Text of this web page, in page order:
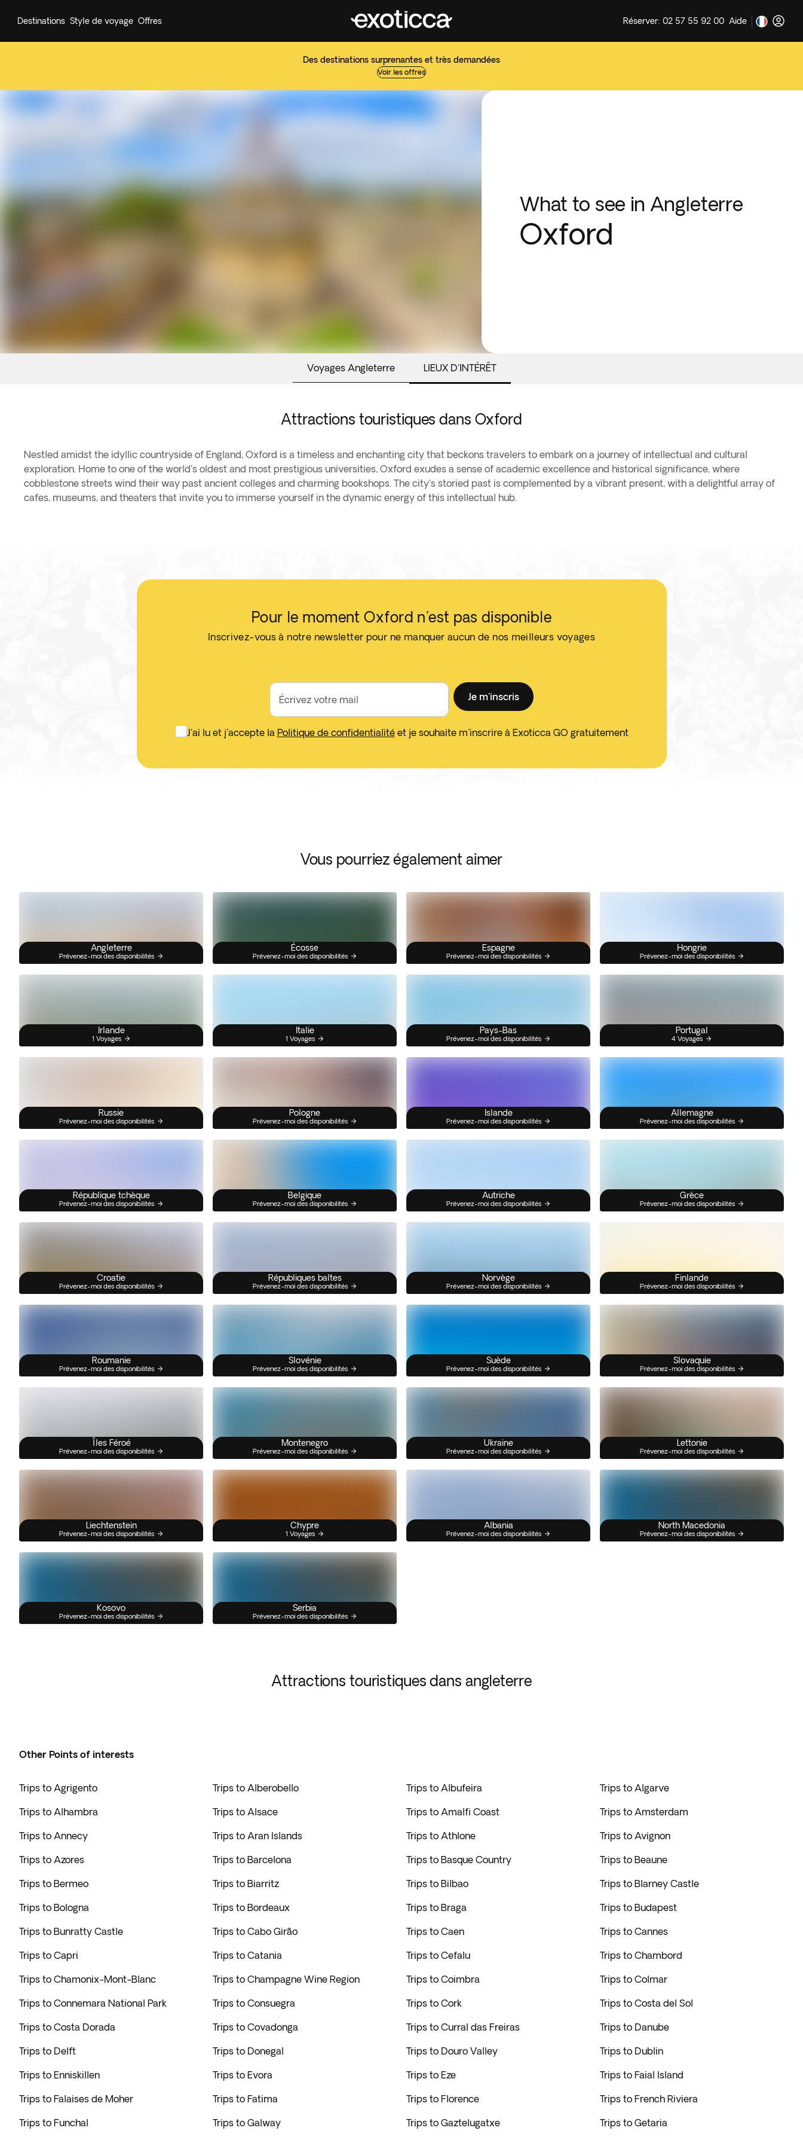
Des destinations surprenantes et très demandées
Voir les offres
Destinations Style de voyage Offres Réserver: 02 57 55 92 00 Aide
What to see in Angleterre
Oxford
Voyages Angleterre LIEUX D'INTÉRÊT
Attractions touristiques dans Oxford
Nestled amidst the idyllic countryside of England, Oxford is a timeless and enchanting city that beckons travelers to embark on a journey of intellectual and cultural
exploration. Home to one of the world's oldest and most prestigious universities, Oxford exudes a sense of academic excellence and historical significance, where
cobblestone streets wind their way past ancient colleges and charming bookshops. The city's storied past is complemented by a vibrant present, with a delightful array of
cafes, museums, and theaters that invite you to immerse yourself in the dynamic energy of this intellectual hub.
Pour le moment Oxford n'est pas disponible
Inscrivez-vous à notre newsletter pour ne manquer aucun de nos meilleurs voyages
Écrivez votre mail Je m'inscris
J'ai lu et j'accepte la Politique de confidentialitéet je souhaite m'inscrire à Exoticca GO gratuitement
Vous pourriez également aimer
Angleterre
Prévenez-moi des disponibilités
Écosse
Prévenez-moi des disponibilités
Espagne
Prévenez-moi des disponibilités
Hongrie
Prévenez-moi des disponibilités
Irlande
1 Voyages
Italie
1 Voyages
Pays-Bas
Prévenez-moi des disponibilités
Portugal
4 Voyages
Russie
Prévenez-moi des disponibilités
Pologne
Prévenez-moi des disponibilités
Islande
Prévenez-moi des disponibilités
Allemagne
Prévenez-moi des disponibilités
République tchèque
Prévenez-moi des disponibilités
Belgique
Prévenez-moi des disponibilités
Autriche
Prévenez-moi des disponibilités
Grèce
Prévenez-moi des disponibilités
Croatie
Prévenez-moi des disponibilités
Républiques baltes
Prévenez-moi des disponibilités
Norvège
Prévenez-moi des disponibilités
Finlande
Prévenez-moi des disponibilités
Roumanie
Prévenez-moi des disponibilités
Slovénie
Prévenez-moi des disponibilités
Suède
Prévenez-moi des disponibilités
Slovaquie
Prévenez-moi des disponibilités
Îles Féroé
Prévenez-moi des disponibilités
Montenegro
Prévenez-moi des disponibilités
Ukraine
Prévenez-moi des disponibilités
Lettonie
Prévenez-moi des disponibilités
Liechtenstein
Prévenez-moi des disponibilités
Chypre
1 Voyages
Albania
Prévenez-moi des disponibilités
North Macedonia
Prévenez-moi des disponibilités
Kosovo
Prévenez-moi des disponibilités
Serbia
Prévenez-moi des disponibilités
Attractions touristiques dans angleterre
Other Points of interests
Trips to Agrigento Trips to Alberobello Trips to Albufeira Trips to Algarve
Trips to Alhambra Trips to Alsace Trips to Amalfi Coast Trips to Amsterdam
Trips to Annecy Trips to Aran Islands Trips to Athlone Trips to Avignon
Trips to Azores Trips to Barcelona Trips to Basque Country Trips to Beaune
Trips to Bermeo Trips to Biarritz Trips to Bilbao Trips to Blarney Castle
Trips to Bologna Trips to Bordeaux Trips to Braga Trips to Budapest
Trips to Bunratty Castle Trips to Cabo Girão Trips to Caen Trips to Cannes
Trips to Capri Trips to Catania Trips to Cefalu Trips to Chambord
Trips to Chamonix-Mont-Blanc Trips to Champagne Wine Region Trips to Coimbra Trips to Colmar
Trips to Connemara National Park Trips to Consuegra Trips to Cork Trips to Costa del Sol
Trips to Costa Dorada Trips to Covadonga Trips to Curral das Freiras Trips to Danube
Trips to Delft Trips to Donegal Trips to Douro Valley Trips to Dublin
Trips to Enniskillen Trips to Evora Trips to Eze Trips to Faial Island
Trips to Falaises de Moher Trips to Fatima Trips to Florence Trips to French Riviera
Trips to Funchal Trips to Galway Trips to Gaztelugatxe Trips to Getaria